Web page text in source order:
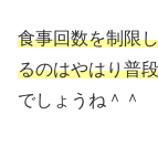
食事回数を制限
るのはやはり普
でしょうね＾＾